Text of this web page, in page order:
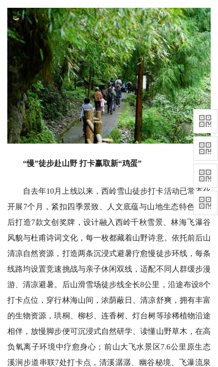
“慢”徒步赴山野 打卡赢取新“鸡蛋”
自去年10月上线以来，西岭雪山徒步打卡活动已常态化
开展7个月，紧扣四季景致、人文底蕴与山地生态特色，先
后打造7款文创奖牌，设计融入西岭千秋雪景、林海飞瀑谷
风貌与杜甫诗词文化，每一枚都藏着山野诗意。依托前后山
清凉自然资源，打造两条沉浸式避暑疗愈慢徒步环线，每条
线路均设置竞速挑战与亲子休闲双线，适配不同人群缓步漫
游、清凉避暑。后山滑雪场徒步线全长8公里，沿途布设8个
打卡点位，穿行林海山间，浓荫蔽日、清凉舒爽，拥有丰富
的生物资源，珙桐、柳杉、连香树、灯台树等珍稀植物沿途
相伴，放慢脚步便可沉浸式自然研学、读懂山野草木，在高
负氧离子环境中疗愈身心；前山大飞水景区7.6公里原生态
溪涧步道串联7处打卡点，清溪潺潺、幽谷秘境、飞瀑流泉